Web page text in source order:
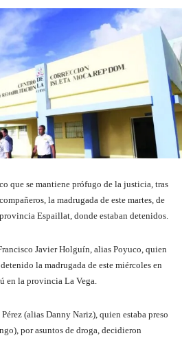
que se mantiene prófugo de la justicia, tras
la madrugada de este martes, de
Espaillat, donde estaban detenidos.
Javier Holguín, alias Poyuco, quien
la madrugada de este miércoles en
en la provincia La Vega.
(alias Danny Nariz), quien estaba preso
por asuntos de droga, decidieron